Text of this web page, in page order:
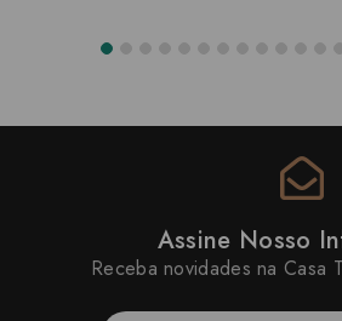
Assine Nosso
Receba novidades na Casa